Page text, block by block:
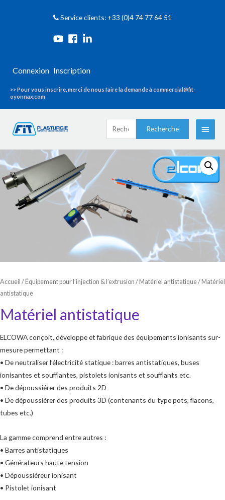
Service clients: +33 (0)4 74 77 64 51
Connexion Inscription
>> Pour vous inscrire, merci de nous faire la demande à commercial@fit-
oyonnax.com
Menu
Recherche
Accueil / Équipement pour l’injection & l’extrusion / Matériel antistatique/ Matériel
antistatique
Matériel antistatique
ELCOWA conçoit, développe et fabrique des équipements ionisants sur-
mesure permettant :
• De neutraliser l’électricité statique : barres antistatiques, buses
ionisantes et soufflantes, pistolets ionisants et soufflants etc.
• De dépoussiérer des produits 2D
• De dépoussiérer des produits 3D (contenants du type pots, flacons,
tubes etc.)
La gamme comprend entre autres :
• Barres antistatiques
• Générateurs haute tension
• Dépoussiéreur ionisant
• Pistolet ionisant